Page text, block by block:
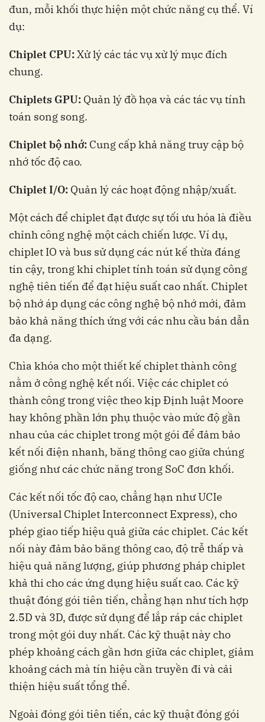
đun, mỗi khối thực hiện một chức năng cụ thể. Ví
dụ:
Chiplet CPU:Xử lý các tác vụ xử lý mục đích
chung.
Chiplets GPU: Quản lý đồ họa và các tác vụ tính
toán song song.
Chiplet bộ nhớ: Cung cấp khả năng truy cập bộ
nhớ tốc độ cao.
Chiplet I/O: Quản lý các hoạt động nhập/xuất.
Một cách để chiplet đạt được sự tối ưu hóa là điều
chỉnh công nghệ một cách chiến lược. Ví dụ,
chiplet IO và bus sử dụng các nút kế thừa đáng
tin cậy, trong khi chiplet tính toán sử dụng công
nghệ tiên tiến để đạt hiệu suất cao nhất. Chiplet
bộ nhớ áp dụng các công nghệ bộ nhớ mới, đảm
bảo khả năng thích ứng với các nhu cầu bán dẫn
đa dạng.
Chìa khóa cho một thiết kế chiplet thành công
nằm ở công nghệ kết nối. Việc các chiplet có
thành công trong việc theo kịp Định luật Moore
hay không phần lớn phụ thuộc vào mức độ gần
nhau của các chiplet trong một gói để đảm bảo
kết nối điện nhanh, băng thông cao giữa chúng
giống như các chức năng trong SoC đơn khối.
Các kết nối tốc độ cao, chẳng hạn như UCIe
(Universal Chiplet Interconnect Express), cho
phép giao tiếp hiệu quả giữa các chiplet. Các kết
nối này đảm bảo băng thông cao, độ trễ thấp và
hiệu quả năng lượng, giúp phương pháp chiplet
khả thi cho các ứng dụng hiệu suất cao. Các kỹ
thuật đóng gói tiên tiến, chẳng hạn như tích hợp
2.5D và 3D, được sử dụng để lắp ráp các chiplet
trong một gói duy nhất. Các kỹ thuật này cho
phép khoảng cách gần hơn giữa các chiplet, giảm
khoảng cách mà tín hiệu cần truyền đi và cải
thiện hiệu suất tổng thể.
Ngoài đóng gói tiên tiến, các kỹ thuật đóng gói